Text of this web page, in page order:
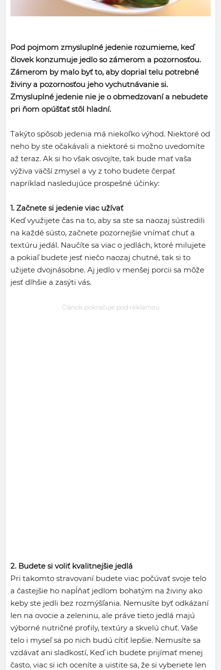
Pod pojmom zmysluplné jedenie rozumieme, keď
človek konzumuje jedlo so zámerom a pozornosťou.
Zámerom by malo byť to, aby doprial telu potrebné
živiny a pozornosťou jeho vychutnávanie si.
Zmysluplné jedenie nie je o obmedzovaní a nebudete
pri ňom opúšťať stôl hladní.
Takýto spôsob jedenia má niekoľko výhod. Niektoré od
neho by ste očakávali a niektoré si možno uvedomíte
až teraz. Ak si ho však osvojíte, tak bude mať vaša
výživa väčší zmysel a vy z toho budete čerpať
napríklad nasledujúce prospešné účinky:
1. Začnete si jedenie viac užívať
Keď využijete čas na to, aby sa ste sa naozaj sústredili
na každé sústo, začnete pozornejšie vnímať chuť a
textúru jedál. Naučíte sa viac o jedlách, ktoré milujete
a pokiaľ budete jesť niečo naozaj chutné, tak si to
užijete dvojnásobne. Aj jedlo v menšej porcii sa môže
jesť dlhšie a zasýti vás.
Článok pokračuje pod reklamou
2. Budete si voliť kvalitnejšie jedlá
Pri takomto stravovaní budete viac počúvať svoje telo
a častejšie ho napĺňať jedlom bohatým na živiny ako
keby ste jedli bez rozmýšľania. Nemusíte byť odkázaní
len na ovocie a zeleninu, ale práve tieto jedlá majú
výborné nutričné profily, textúry a skvelú chuť. Vaše
telo i myseľ sa po nich budú cítiť lepšie. Nemusíte sa
vzdávať ani sladkostí, Keď ich budete prijímať menej
často, viac si ich oceníte a uistite sa, že si vyberiete len